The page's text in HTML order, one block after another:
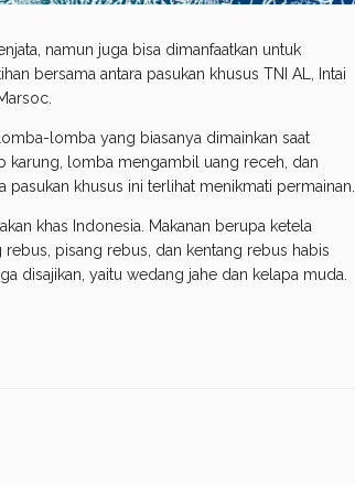
namun juga bisa dimanfaatkan untuk
bersama antara pasukan khusus TNI AL, Intai
lomba yang biasanya dimainkan saat
karung, lomba mengambil uang receh, dan
khusus ini terlihat menikmati permainan.
khas Indonesia. Makanan berupa ketela
pisang rebus, dan kentang rebus habis
disajikan, yaitu wedang jahe dan kelapa muda.